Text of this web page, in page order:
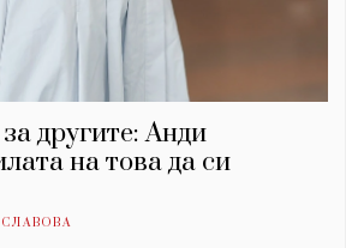
другите: Анди
на това да си